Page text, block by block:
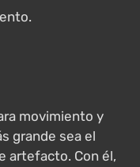
movimiento y
grande sea el
artefacto. Con él,